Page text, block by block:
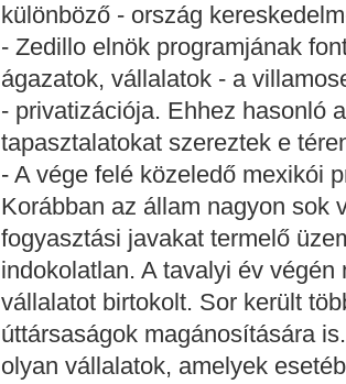
különböző - ország
- Zedillo elnök programjának
ágazatok, vállalatok - a
- privatizációja. Ehhez hasonló
tapasztalatokat szereztek e
- A vége felé közeledő mexikói
Korábban az állam nagyon sok
fogyasztási javakat termelő
indokolatlan. A tavalyi év
vállalatot birtokolt. Sor került
úttársaságok magánosítására
olyan vállalatok, amelyek